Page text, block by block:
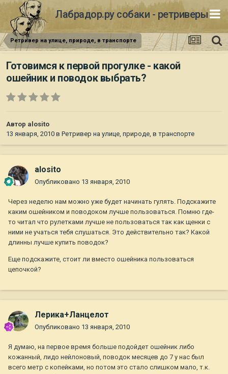
Лабрадор.ру собаки - ретриверы
Ретривер на улице, природе, в транспорте
Готовимся к первой прогулке - какой
ошейник и поводок выбрать?
Автор alosito
13 января, 2010 в Ретривер на улице, природе, в транспорте
alosito
Опубликовано 13 января, 2010
Через неделю нам можно уже будет начинать гулять. Подскажите
каким ошейником и поводоком лучше пользоваться. Помню где-
то читал что рулетками лучше не пользоваться так как щенки с
ними не учаться тебя слушаться. Это действительно так? Какой
длинны лучше купить поводок?
Еще подскажите, стоит ли вместо ошейника пользоваться
цепочкой?
Лерика+Ланцелот
Опубликовано 13 января, 2010
Я думаю, на первое время больше подойдет ошейник либо
кожанный, лидо нейлоновый, поводок месяцев до 7 у нас был
всего метр с копейками, но потом это стало слишком мало, т.к.